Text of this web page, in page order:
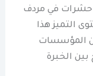
حشرات في مردف
إن مستوى التميز هذا
المؤسسات
الخبرة